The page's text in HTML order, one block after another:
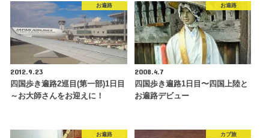
お遍路
2012.9.23
四国歩き遍路2巡目(第一部)1日目
～お大師さんをお迎えに！
お遍路
2008.4.7
四国歩き遍路1日目〜四国上陸と
お遍路デビュー
お遍路 カブ旅